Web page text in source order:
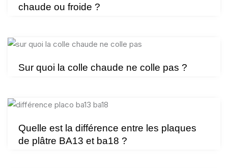
chaude ou froide ?
Sur quoi la colle chaude ne colle pas ?
Quelle est la différence entre les plaques
de plâtre BA13 et ba18 ?